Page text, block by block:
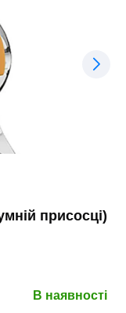
присосці)
В наявності